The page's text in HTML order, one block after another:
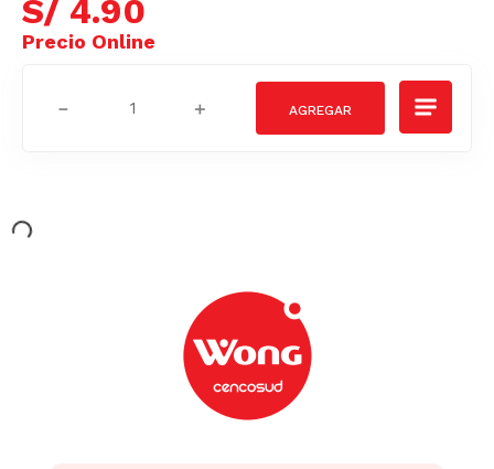
S/ 4.90
＋
－